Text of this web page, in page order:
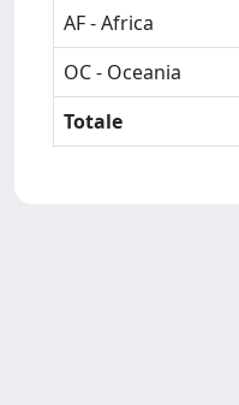
AF - Africa
OC - Oceania
Totale